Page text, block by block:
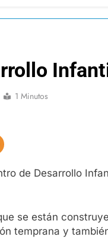
1 Minutos
de Desarrollo
se están
temprana y